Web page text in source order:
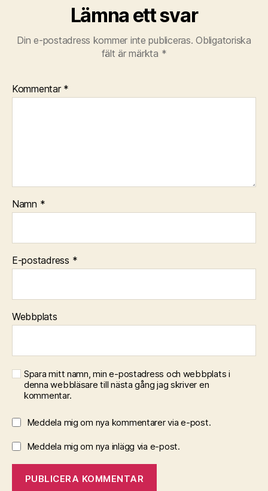
Lämna ett svar
Din e-postadress kommer inte publiceras. Obligatoriska
fält är märkta *
Kommentar *
Namn *
E-postadress *
Webbplats
Spara mitt namn, min e-postadress och webbplats i
denna webbläsare till nästa gång jag skriver en
kommentar.
Meddela mig om nya kommentarer via e-post.
Meddela mig om nya inlägg via e-post.